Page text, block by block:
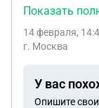
принадлежат
Показать
14 февраля,
г. Москва
У вас
Опишите